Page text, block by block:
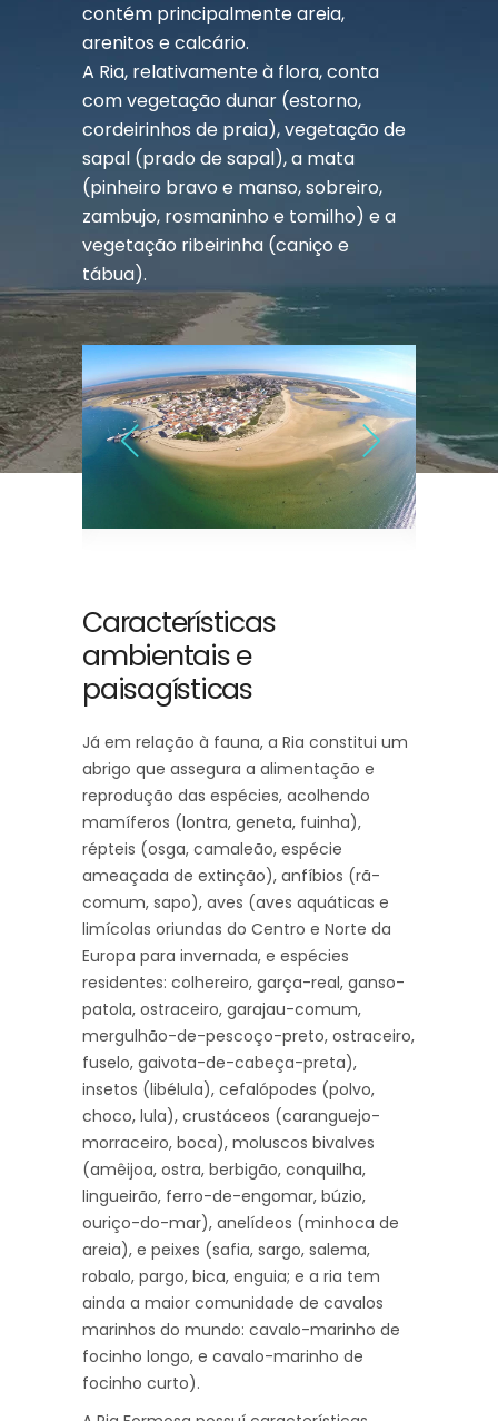
contém principalmente areia,
arenitos e calcário.
A Ria, relativamente à flora, conta
com vegetação dunar (estorno,
cordeirinhos de praia), vegetação de
sapal (prado de sapal), a mata
(pinheiro bravo e manso, sobreiro,
zambujo, rosmaninho e tomilho) e a
vegetação ribeirinha (caniço e
tábua).
Características
ambientais e
paisagísticas
Já em relação à fauna, a Ria constitui um
abrigo que assegura a alimentação e
reprodução das espécies, acolhendo
mamíferos (lontra, geneta, fuinha),
répteis (osga, camaleão, espécie
ameaçada de extinção), anfíbios (rã-
comum, sapo), aves (aves aquáticas e
limícolas oriundas do Centro e Norte da
Europa para invernada, e espécies
residentes: colhereiro, garça-real, ganso-
patola, ostraceiro, garajau-comum,
mergulhão-de-pescoço-preto, ostraceiro,
fuselo, gaivota-de-cabeça-preta),
insetos (libélula), cefalópodes (polvo,
choco, lula), crustáceos (caranguejo-
morraceiro, boca), moluscos bivalves
(amêijoa, ostra, berbigão, conquilha,
lingueirão, ferro-de-engomar, búzio,
ouriço-do-mar), anelídeos (minhoca de
areia), e peixes (safia, sargo, salema,
robalo, pargo, bica, enguia; e a ria tem
ainda a maior comunidade de cavalos
marinhos do mundo: cavalo-marinho de
focinho longo, e cavalo-marinho de
focinho curto).